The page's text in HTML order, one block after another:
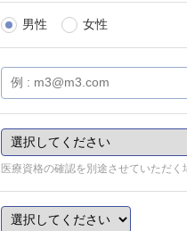
男性 女性
医療資格の確認を別途させていただく